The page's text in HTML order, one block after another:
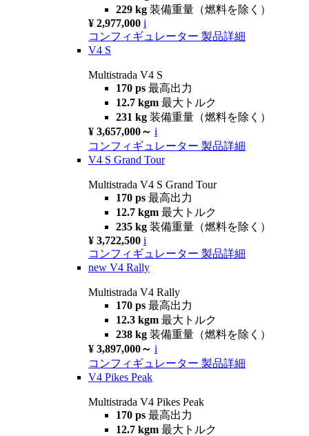
229 kg 装備重量（燃料を除く）
¥ 2,977,000 i
コンフィギュレーター 製品詳細
V4 S
Multistrada V4 S
170 ps 最高出力
12.7 kgm 最大トルク
231 kg 装備重量（燃料を除く）
¥ 3,657,000～ i
コンフィギュレーター 製品詳細
V4 S Grand Tour
Multistrada V4 S Grand Tour
170 ps 最高出力
12.7 kgm 最大トルク
235 kg 装備重量（燃料を除く）
¥ 3,722,500 i
コンフィギュレーター 製品詳細
new V4 Rally
Multistrada V4 Rally
170 ps 最高出力
12.3 kgm 最大トルク
238 kg 装備重量（燃料を除く）
¥ 3,897,000～ i
コンフィギュレーター 製品詳細
V4 Pikes Peak
Multistrada V4 Pikes Peak
170 ps 最高出力
12.7 kgm 最大トルク